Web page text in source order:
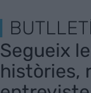
BUTLLETÍ
Segueix
històries,